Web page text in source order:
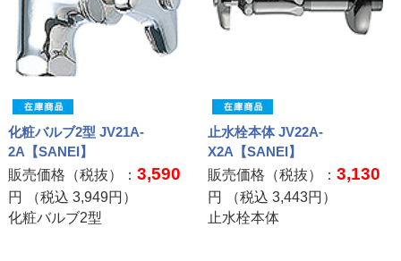
化粧バルブ2型 JV21A-
2A【SANEI】
販売価格（税抜）： 3,590
円 （税込 3,949円）
化粧バルブ2型
止水栓本体 JV22A-
X2A【SANEI】
販売価格（税抜）：3,130
円 （税込3,443円）
止水栓本体